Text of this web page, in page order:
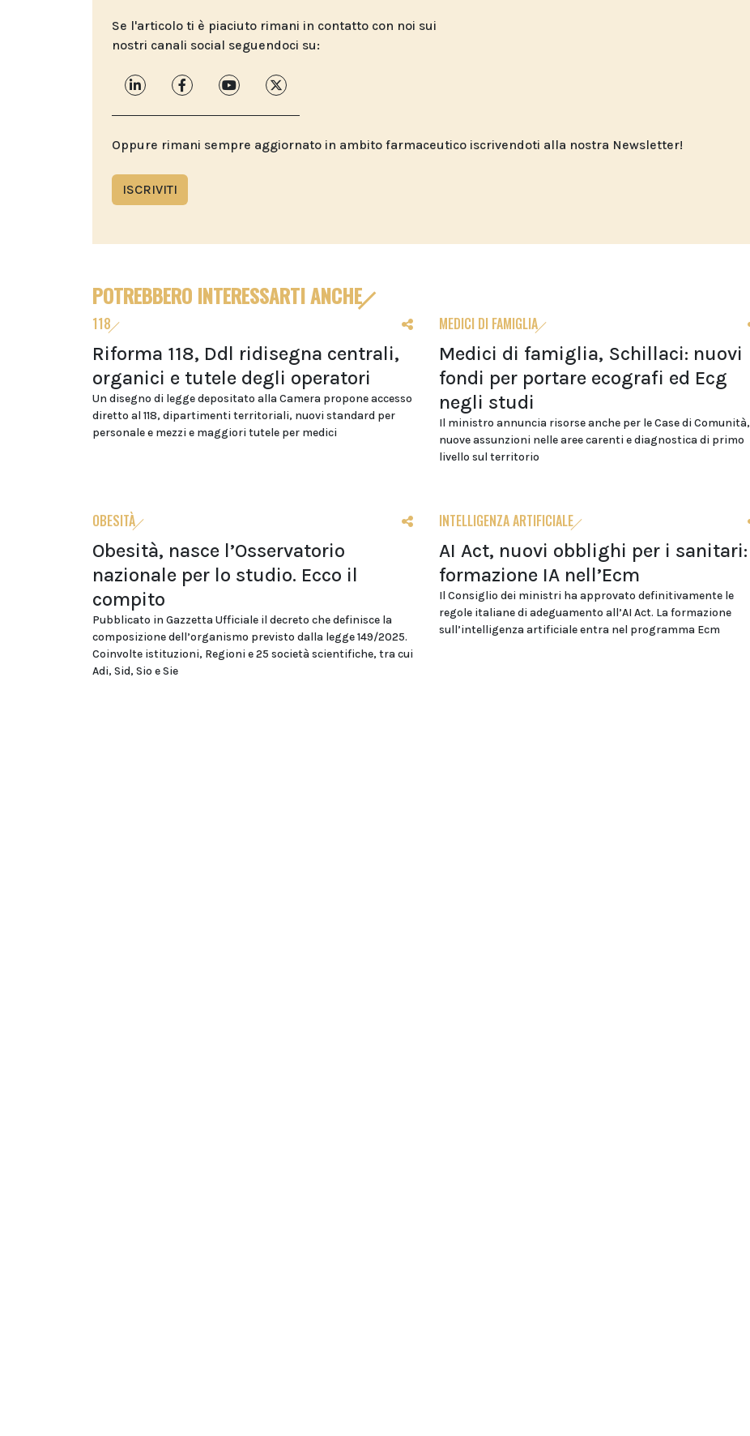
Se l'articolo ti è piaciuto rimani in contatto con noi sui
nostri canali social seguendoci su:
Oppure rimani sempre aggiornato in ambito farmaceutico iscrivendoti alla nostra Newsletter!
ISCRIVITI
POTREBBERO INTERESSARTI ANCHE
118
Riforma 118, Ddl ridisegna centrali,
organici e tutele degli operatori
Un disegno di legge depositato alla Camera propone accesso
diretto al 118, dipartimenti territoriali, nuovi standard per
personale e mezzi e maggiori tutele per medici
MEDICI DI FAMIGLIA
Medici di famiglia, Schillaci: nuovi
fondi per portare ecografi ed Ecg
negli studi
Il ministro annuncia risorse anche per le Case di Comunità,
nuove assunzioni nelle aree carenti e diagnostica di primo
livello sul territorio
OBESITÀ
Obesità, nasce l’Osservatorio
nazionale per lo studio. Ecco il
compito
Pubblicato in Gazzetta Ufficiale il decreto che definisce la
composizione dell’organismo previsto dalla legge 149/2025.
Coinvolte istituzioni, Regioni e 25 società scientifiche, tra cui
Adi, Sid, Sio e Sie
INTELLIGENZA ARTIFICIALE
AI Act, nuovi obblighi per i sanitari:
formazione IA nell’Ecm
Il Consiglio dei ministri ha approvato definitivamente le
regole italiane di adeguamento all’AI Act. La formazione
sull’intelligenza artificiale entra nel programma Ecm